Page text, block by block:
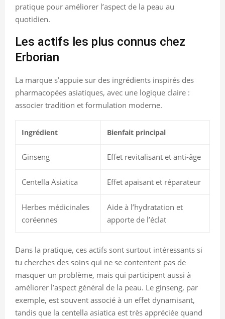
pratique pour améliorer l’aspect de la peau au
quotidien.
Les actifs les plus connus chez
Erborian
La marque s’appuie sur des ingrédients inspirés des
pharmacopées asiatiques, avec une logique claire :
associer tradition et formulation moderne.
Ingrédient Bienfait principal
Ginseng Effet revitalisant et anti-âge
Centella Asiatica Effet apaisant et réparateur
Herbes médicinales
coréennes
Aide à l’hydratation et
apporte de l’éclat
Dans la pratique, ces actifs sont surtout intéressants si
tu cherches des soins qui ne se contentent pas de
masquer un problème, mais qui participent aussi à
améliorer l’aspect général de la peau. Le ginseng, par
exemple, est souvent associé à un effet dynamisant,
tandis que la centella asiatica est très appréciée quand